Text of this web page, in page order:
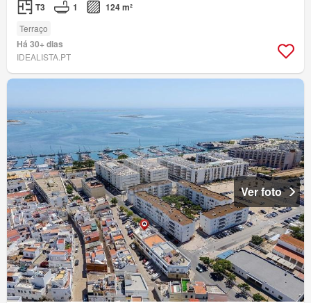
T3 1 124 m²
Terraço
Há 30+ dias
IDEALISTA.PT
Ver foto